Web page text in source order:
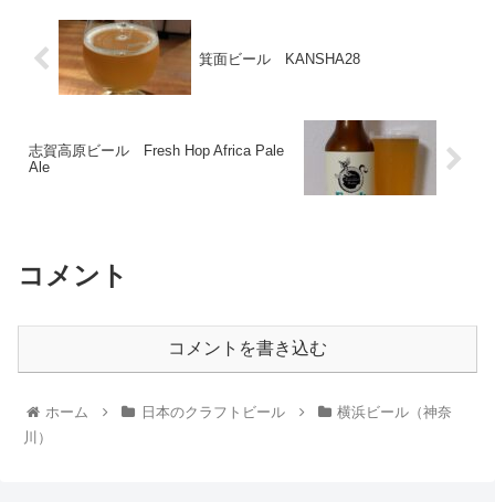
箕面ビール KANSHA28
志賀高原ビール Fresh Hop Africa Pale
Ale
コメント
コメントを書き込む
ホーム 日本のクラフトビール
横浜ビール（神奈
川）